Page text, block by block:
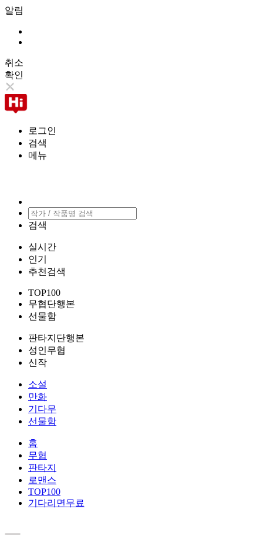
알림
취소
확인
로그인
검색
메뉴
검색
실시간
인기
추천검색
TOP100
무협단행본
선물함
판타지단행본
성인무협
신작
소설
만화
기다무
선물함
홈
무협
판타지
로맨스
TOP100
기다리면무료